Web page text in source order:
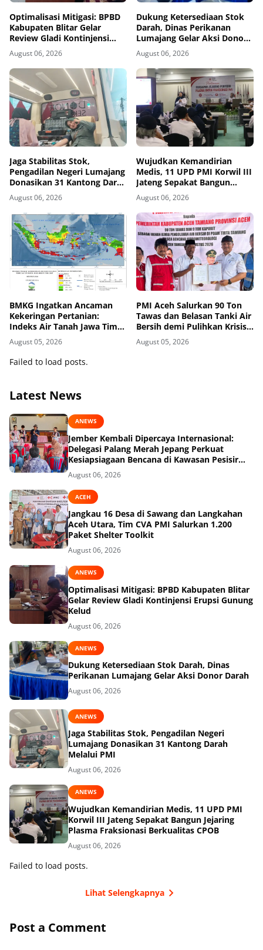
Optimalisasi Mitigasi: BPBD
Kabupaten Blitar Gelar
Review Gladi Kontinjensi
Erupsi Gunung Kelud
August 06, 2026
Dukung Ketersediaan Stok
Darah, Dinas Perikanan
Lumajang Gelar Aksi Donor
Darah
August 06, 2026
Jaga Stabilitas Stok,
Pengadilan Negeri Lumajang
Donasikan 31 Kantong Darah
Melalui PMI
August 06, 2026
Wujudkan Kemandirian
Medis, 11 UPD PMI Korwil III
Jateng Sepakat Bangun
Jejaring Plasma Fraksionasi
Berkualitas CPOB
August 06, 2026
BMKG Ingatkan Ancaman
Kekeringan Pertanian:
Indeks Air Tanah Jawa Timur
Agustus 2026 Masuk
Kategori Kurang
August 05, 2026
PMI Aceh Salurkan 90 Ton
Tawas dan Belasan Tanki Air
Bersih demi Pulihkan Krisis
Air Pasca-Banjir di Aceh
Tamiang
August 05, 2026
Failed to load posts.
Latest News
ANEWS
Jember Kembali Dipercaya Internasional:
Delegasi Palang Merah Jepang Perkuat
Kesiapsiagaan Bencana di Kawasan Pesisir
dan Sekolah
August 06, 2026
ACEH
Jangkau 16 Desa di Sawang dan Langkahan
Aceh Utara, Tim CVA PMI Salurkan 1.200
Paket Shelter Toolkit
August 06, 2026
ANEWS
Optimalisasi Mitigasi: BPBD Kabupaten Blitar
Gelar Review Gladi Kontinjensi Erupsi Gunung
Kelud
August 06, 2026
ANEWS
Dukung Ketersediaan Stok Darah, Dinas
Perikanan Lumajang Gelar Aksi Donor Darah
August 06, 2026
ANEWS
Jaga Stabilitas Stok, Pengadilan Negeri
Lumajang Donasikan 31 Kantong Darah
Melalui PMI
August 06, 2026
ANEWS
Wujudkan Kemandirian Medis, 11 UPD PMI
Korwil III Jateng Sepakat Bangun Jejaring
Plasma Fraksionasi Berkualitas CPOB
August 06, 2026
Failed to load posts.
Lihat Selengkapnya
Post a Comment